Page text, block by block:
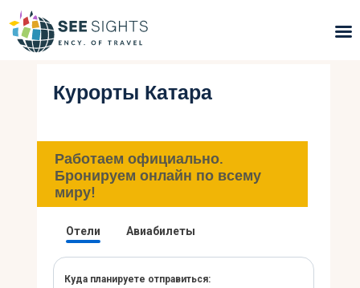
Поиск туров
Типы Туров
Страны
Инфо
Курорты Катара
Работаем официально.
Бронируем онлайн по всему
миру!